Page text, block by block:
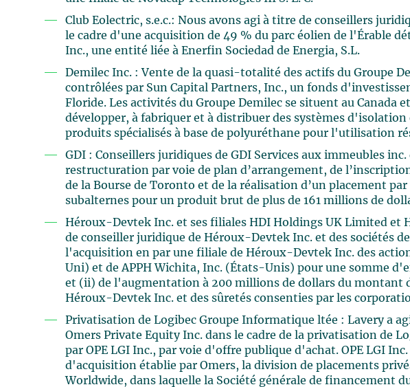
Club Eolectric, s.e.c.: Nous avons agi à titre de conseillers
le cadre d'une acquisition de 49 % du parc éolien de l'Érable
Inc., une entité liée à Enerfin Sociedad de Energia, S.L.
Demilec Inc. : Vente de la quasi-totalité des actifs du Groupe
contrôlées par Sun Capital Partners, Inc., un fonds
Floride. Les activités du Groupe Demilec se situent au Canada
développer, à fabriquer et à distribuer des systèmes
produits spécialisés à base de polyuréthane pour l'utilisation
GDI : Conseillers juridiques de GDI Services aux immeubles inc.
restructuration par voie de plan d’arrangement, de
de la Bourse de Toronto et de la réalisation d’un placement
subalternes pour un produit brut de plus de 161 millions de
Héroux-Devtek Inc. et ses filiales HDI Holdings UK Limited et
de conseiller juridique de Héroux-Devtek Inc. et des sociétés
l'acquisition en par une filiale de Héroux-Devtek Inc. des
Uni) et de APPH Wichita, Inc. (États-Unis) pour une somme
et (ii) de l'augmentation à 200 millions de dollars du montant
Héroux-Devtek Inc. et des sûretés consenties par les
Privatisation de Logibec Groupe Informatique ltée : Lavery a
Omers Private Equity Inc. dans le cadre de la privatisation de
par OPE LGI Inc., par voie d'offre publique d'achat. OPE LGI
d'acquisition établie par Omers, la division de placements
Worldwide, dans laquelle la Société générale de financement